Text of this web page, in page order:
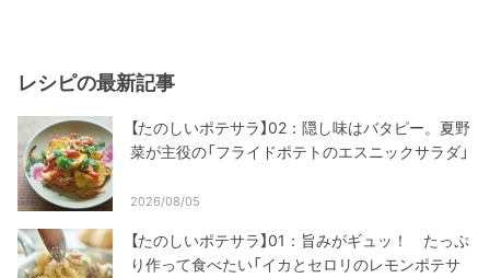
レシピの最新記事
【たのしいポテサラ】02：隠し味はバタピー。夏野
菜が主役の「フライドポテトのエスニックサラダ」
2026/08/05
【たのしいポテサラ】01：旨みがギュッ！ たっぷ
り作って食べたい「イカとセロリのレモンポテサ